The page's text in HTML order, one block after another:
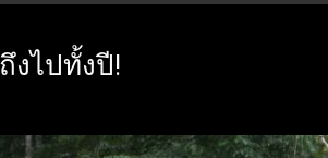
งไปทั้งปี!